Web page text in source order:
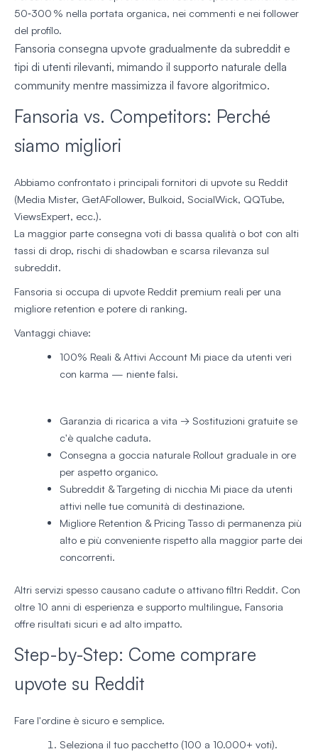
50‑300 % nella portata organica, nei commenti e nei follower
del profilo.
Fansoria consegna upvote gradualmente da subreddit e
tipi di utenti rilevanti, mimando il supporto naturale della
community mentre massimizza il favore algoritmico.
Fansoria vs. Competitors: Perché
siamo migliori
Abbiamo confrontato i principali fornitori di upvote su Reddit
(Media Mister, GetAFollower, Bulkoid, SocialWick, QQTube,
ViewsExpert, ecc.).
La maggior parte consegna voti di bassa qualità o bot con alti
tassi di drop, rischi di shadowban e scarsa rilevanza sul
subreddit.
Fansoria si occupa di upvote Reddit premium reali per una
migliore retention e potere di ranking.
Vantaggi chiave:
100% Reali & Attivi AccountMi piace da utenti veri
con karma — niente falsi.
Garanzia di ricarica a vita → Sostituzioni gratuite se
c'è qualche caduta.
Consegna a goccia naturaleRollout graduale in ore
per aspetto organico.
Subreddit & Targeting di nicchia Mi piace da utenti
attivi nelle tue comunità di destinazione.
Migliore Retention & Pricing Tasso di permanenza più
alto e più conveniente rispetto alla maggior parte dei
concorrenti.
Altri servizi spesso causano cadute o attivano filtri Reddit. Con
oltre 10 anni di esperienza e supporto multilingue, Fansoria
offre risultati sicuri e ad alto impatto.
Step-by-Step: Come comprare
upvote su Reddit
Fare l'ordine è sicuro e semplice.
Seleziona il tuo pacchetto (100 a 10.000+ voti).